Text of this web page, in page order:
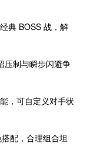
典 BOSS 战，解
压制与瞬步闪避争
，可自定义对手状
配，合理组合坦